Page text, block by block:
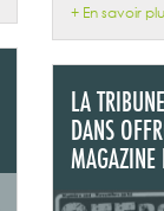
+ En savoir
LA
DANS